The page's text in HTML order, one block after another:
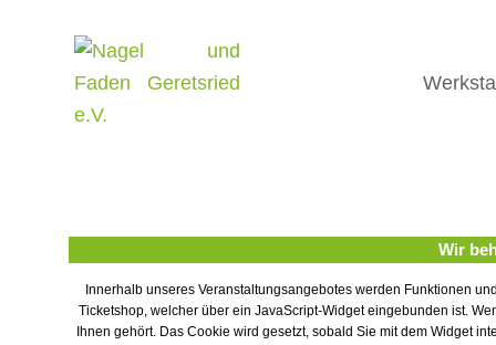
Wir
Innerhalb unseres Veranstaltungsangebotes werden Funktionen
Ticketshop, welcher über ein JavaScript-Widget eingebunden ist.
Ihnen gehört. Das Cookie wird gesetzt, sobald Sie mit dem Widget